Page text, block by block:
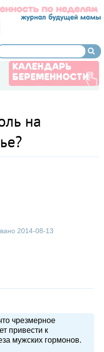
КАЛЕНДАРЬ
БЕРЕМЕННОСТИ
на
2014-08-13
чрезмерное
привести к
мужских гормонов.